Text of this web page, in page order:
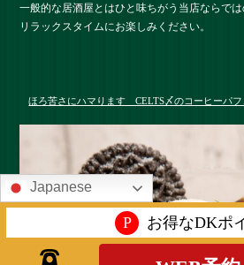
一般的な居酒屋とはひと味ちがう当店ならで
リラックスタイムにお楽しみください。
ほろ苦さにハマります CELTS〆のコーヒーパフ
Japanese
P お得なDKポ